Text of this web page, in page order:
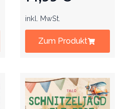
inkl. MwSt.
Zum Produkt